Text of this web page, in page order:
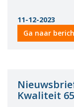
11-12-2023
Ga naar
Kwaliteit 65